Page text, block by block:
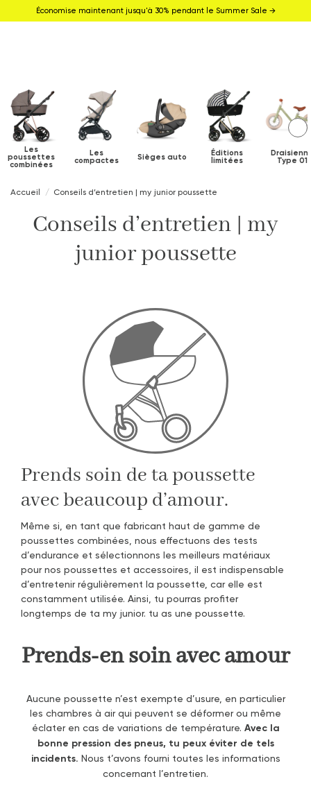
Économise maintenant jusqu'à 30% pendant le Summer Sale →
Les
poussettes
combinées
Les
compactes Sièges auto Éditions
limitées Type 01
Accueil Conseils d’entretien | my junior poussette
Conseils d’entretien | my
junior poussette
Prends soin de ta poussette
avec beaucoup d’amour.
Même si, en tant que fabricant haut de gamme de
poussettes combinées, nous effectuons des tests
d’endurance et sélectionnons les meilleurs matériaux
pour nos poussettes et accessoires, il est indispensable
d’entretenir régulièrement la poussette, car elle est
constamment utilisée. Ainsi, tu pourras profiter
longtemps de ta my junior. tu as une poussette.
Prends-en soin avec amour
Aucune poussette n’est exempte d’usure, en particulier
les chambres à air qui peuvent se déformer ou même
éclater en cas de variations de température. Avec la
bonne pression des pneus, tu peux éviter de tels
incidents. Nous t’avons fourni toutes les informations
concernant l’entretien.